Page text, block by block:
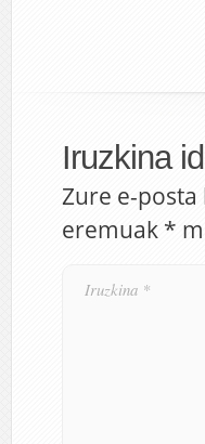
Iruzkina
Zure e-
eremuak *